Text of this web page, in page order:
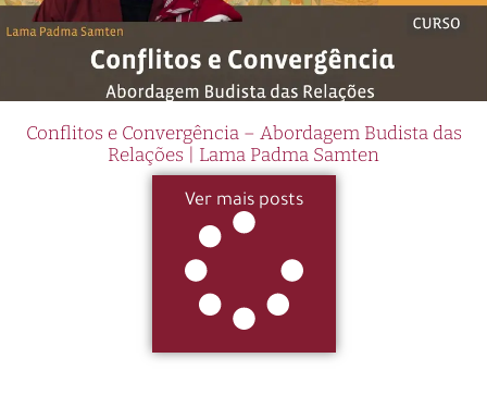
Conflitos e Convergência – Abordagem Budista das
Relações | Lama Padma Samten
Ver mais posts